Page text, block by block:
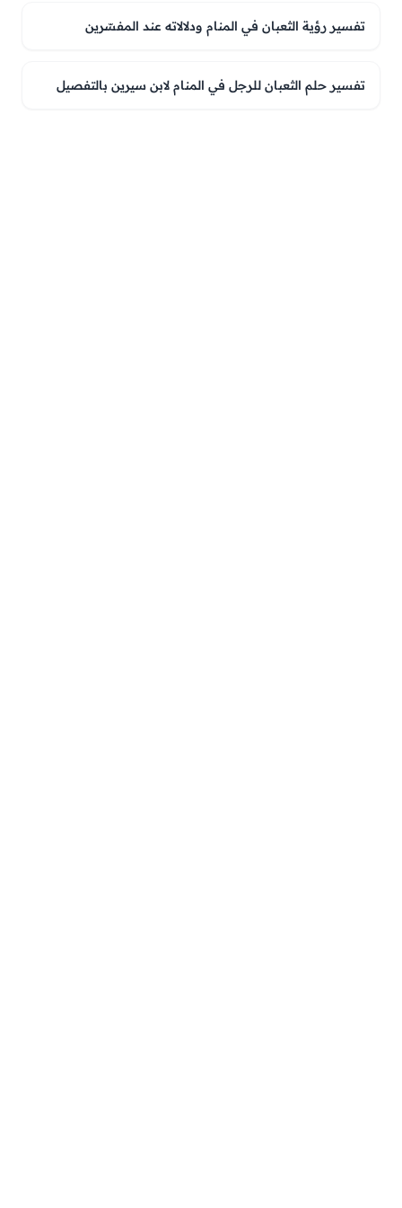
تفسير رؤية الثعبان في المنام ودلالاته عند المفسّرين
تفسير حلم الثعبان للرجل في المنام لابن سيرين بالتفصيل